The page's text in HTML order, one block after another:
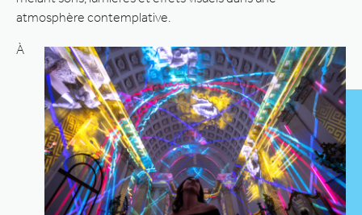
atmosphère contemplative.
À